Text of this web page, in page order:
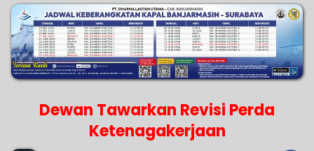
Dewan Tawarkan Revisi Perda
Ketenagakerjaan